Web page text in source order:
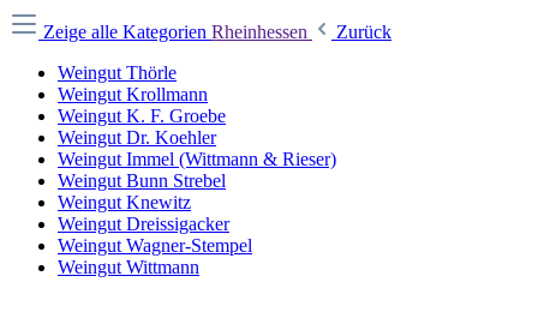
Zeige alle Kategorien Rheinhessen
Zurück
Weingut Thörle
Weingut Krollmann
Weingut K. F. Groebe
Weingut Dr. Koehler
Weingut Immel (Wittmann & Rieser)
Weingut Bunn Strebel
Weingut Knewitz
Weingut Dreissigacker
Weingut Wagner-Stempel
Weingut Wittmann